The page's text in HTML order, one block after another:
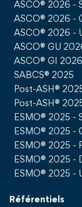
ASCO® 2026 -
ASCO® 2026 -
ASCO® 2026 -
ASCO® GU
ASCO® GI 2026
SABCS® 2025
Post-ASH®
Post-ASH®
ESMO® 2025 -
ESMO® 2025 -
ESMO® 2025 -
ESMO® 2025 -
ESMO® 2025 -
Référentiels